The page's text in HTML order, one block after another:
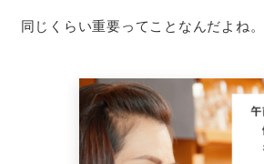
同じくらい重要ってことなんだよね。